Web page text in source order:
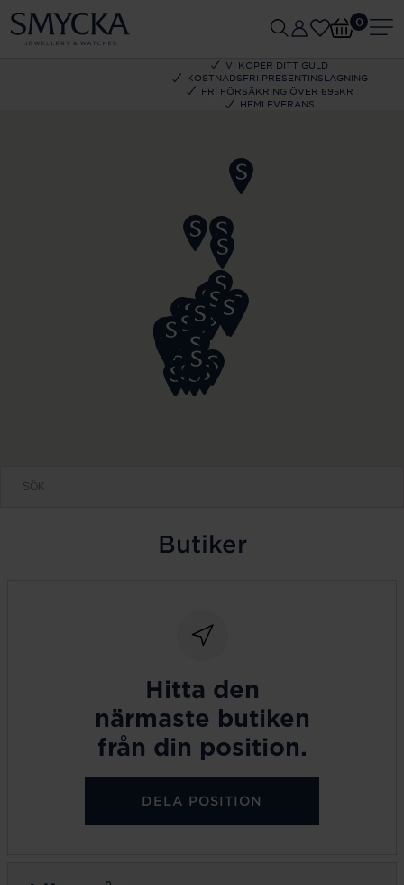
VI KÖPER DITT GULD
KOSTNADSFRI PRESENTINSLAGNING
FRI FÖRSÄKRING ÖVER 695KR
HEMLEVERANS
0
Butiker
Hitta den
närmaste butiken
från din position.
DELA POSITION